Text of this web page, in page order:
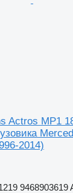
Actros MP1
2014)
9468903619